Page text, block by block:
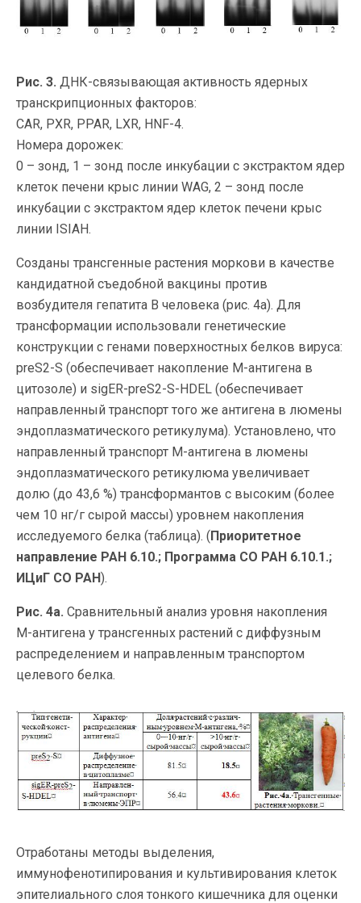
Рис. 3. ДНК-связывающая активность ядерных
транскрипционных факторов:
CAR, PXR, PPAR, LXR, HNF-4.
Номера дорожек:
0 – зонд, 1 – зонд после инкубации с экстрактом ядер
клеток печени крыс линии WAG, 2 – зонд после
инкубации с экстрактом ядер клеток печени крыс
линии ISIAH.
Созданы трансгенные растения моркови в качестве
кандидатной съедобной вакцины против
возбудителя гепатита В человека (рис. 4а). Для
трансформации использовали генетические
конструкции с генами поверхностных белков вируса:
preS2-S (обеспечивает накопление М-антигена в
цитозоле) и sigER-preS2-S-HDEL (обеспечивает
направленный транспорт того же антигена в люмены
эндоплазматического ретикулума). Установлено, что
направленный транспорт М-антигена в люмены
эндоплазматического ретикулюма увеличивает
долю (до 43,6 %) трансформантов с высоким (более
чем 10 нг/г сырой массы) уровнем накопления
исследуемого белка (таблица). ( Приоритетное
направление РАН 6.10.; Программа СО РАН 6.10.1.;
ИЦиГ СО РАН).
Рис. 4а. Сравнительный анализ уровня накопления
М-антигена у трансгенных растений с диффузным
распределением и направленным транспортом
целевого белка.
Отработаны методы выделения,
иммунофенотипирования и культивирования клеток
эпителиального слоя тонкого кишечника для оценки